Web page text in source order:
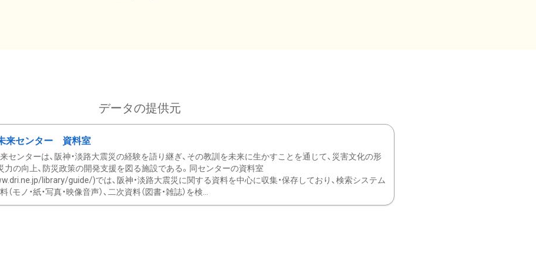
データの提供元
来センター 資料室
センターは、阪神・淡路大震災の経験を語り継ぎ、その教訓を未来に生かすことを通じて、災害文化の形
力の向上、防災政策の開発支援を図る施設である。同センターの資料室
library/guide/)では、阪神・淡路大震災に関する資料を中心に収集・保存しており、検索システム
モノ・紙・写真・映像音声）、二次資料（図書・雑誌）を検...